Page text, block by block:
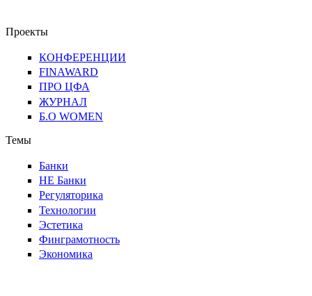
Проекты
КОНФЕРЕНЦИИ
FINAWARD
ПРО ЦФА
ЖУРНАЛ
Б.О WOMEN
Темы
Банки
НЕ Банки
Регуляторика
Технологии
Эстетика
Финграмотность
Экономика